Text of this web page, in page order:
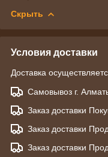
Скрыть
Условия доставки
Доставка
Самовывоз г.
Заказ доставки
Заказ доставки
Заказ доставки